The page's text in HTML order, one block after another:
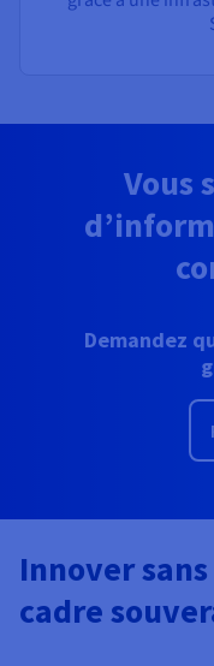
Vous
Demandez
Innover
cadre